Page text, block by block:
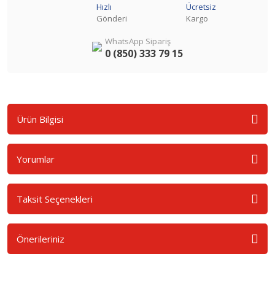
Hızlı
Gönderi
Ücretsiz
Kargo
WhatsApp Sipariş
0 (850) 333 79 15
Ürün Bilgisi
Yorumlar
Taksit Seçenekleri
Önerileriniz